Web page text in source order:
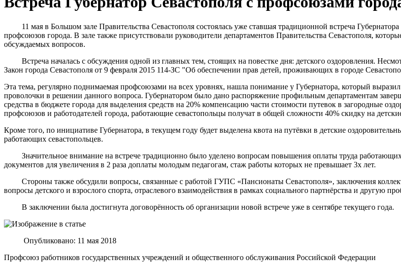
11 мая в Большом зале Правительства Севастополя состоялась уже ставшая традиционной встреча
профсоюзов города. В зале также присутствовали руководители департаментов Правительства Севастополя,
обсуждаемых вопросов.
Встреча началась с обсуждения одной из главных тем, стоящих на повестке дня: детского оздоровления.
Закон города Севастополя от 9 февраля 2015 114-ЗС "Об обеспечении прав детей, проживающих в городе
Эта тема, регулярно поднимаемая профсоюзами на всех уровнях, нашла понимание у Губернатора, который
проволочки в решении данного вопроса. Губернатором было дано распоряжение профильным департаментам
средства в бюджете города для выделения средств на 20% компенсацию части стоимости путевок в загородные
профсоюзов и работодателей города, работающие севастопольцы получат в общей сложности 40% скидку на
Кроме того, по инициативе Губернатора, в текущем году будет выделена квота на путёвки в детские
работающих севастопольцев.
Значительное внимание на встрече традиционно было уделено вопросам повышения оплаты труда
документов для увеличения в 2 раза доплаты молодым педагогам, стаж работы которых не превышает 3х лет.
Стороны также обсудили вопросы, связанные с работой ГУПС «Пансионаты Севастополя», заключения
вопросы детского и взрослого спорта, отраслевого взаимодействия в рамках социального партнёрства и другую
В заключении была достигнута договорённость об организации новой встрече уже в сентябре текущего года.
Опубликовано: 11 мая 2018
Профсоюз работников государственных учреждений и общественного обслуживания Российской Федерации